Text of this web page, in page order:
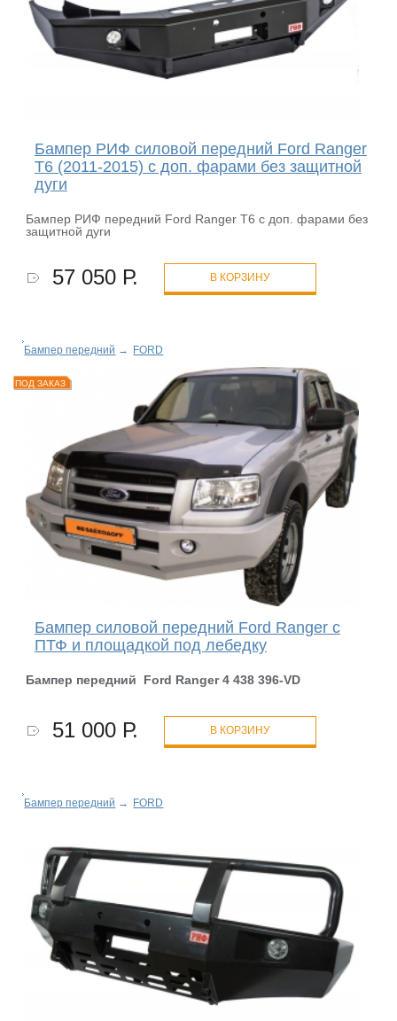
Бампер РИФ силовой передний Ford Ranger
T6 (2011-2015) с доп. фарами без защитной
дуги
Бампер РИФ передний Ford Ranger T6 с доп. фарами без
защитной дуги
57 050 Р. В КОРЗИНУ
Бампер передний → FORD
ПОД ЗАКАЗ
Бампер силовой передний Ford Ranger с
ПТФ и площадкой под лебедку
Бампер передний Ford Ranger 4 438 396-VD
51 000 Р. В КОРЗИНУ
Бампер передний → FORD